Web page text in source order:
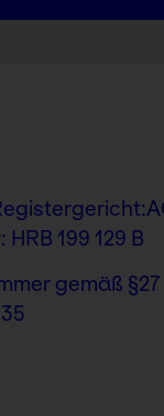
199 129 B
gemäß §27